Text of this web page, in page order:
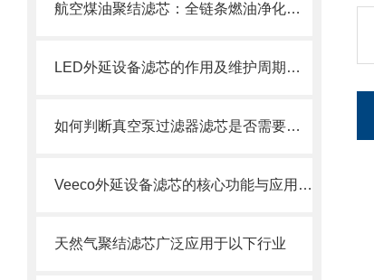
航空煤油聚结滤芯：全链条燃油净化的关键配套
LED外延设备滤芯的作用及维护周期科普
如何判断真空泵过滤器滤芯是否需要更换？
Veeco外延设备滤芯的核心功能与应用场景
天然气聚结滤芯广泛应用于以下行业